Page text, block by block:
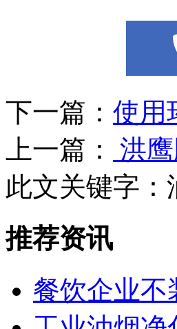
下一篇： 使用
上一篇：
洪
此文关键字：
推荐资讯
餐饮企业不